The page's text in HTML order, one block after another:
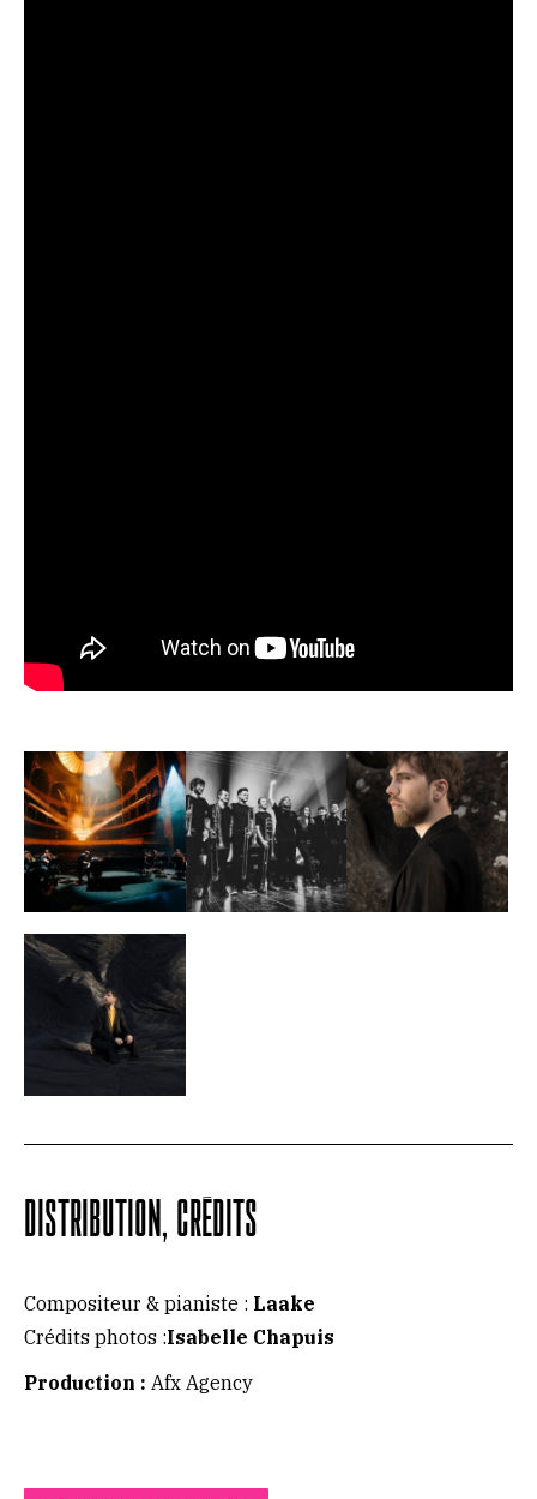
DISTRIBUTION, CRÉDITS
Compositeur & pianiste : Laake
Crédits photos :Isabelle Chapuis
Production : Afx Agency